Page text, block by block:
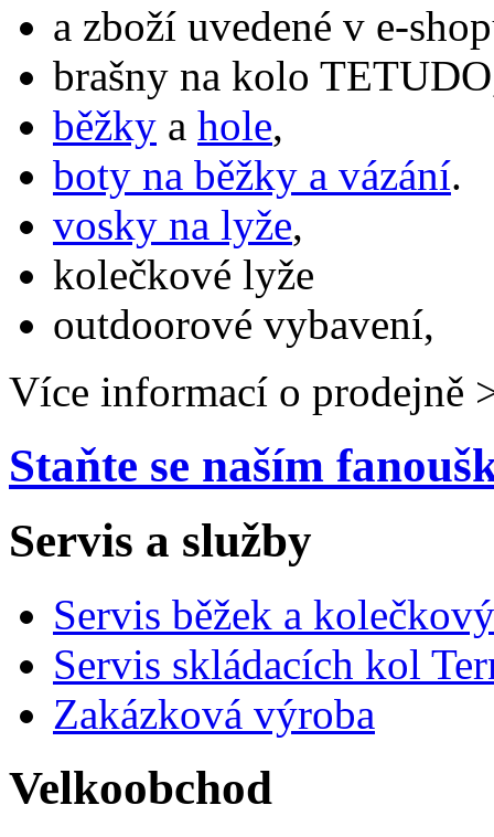
a zboží uvedené v e-
brašny na kolo
běžky a hole,
boty na běžky a vázání.
vosky na lyže,
kolečkové lyže
outdoorové vybavení,
Více informací o prodejně
Staňte se naším
Servis a služby
Servis běžek a
Servis skládacích kol
Zakázková výroba
Velkoobchod